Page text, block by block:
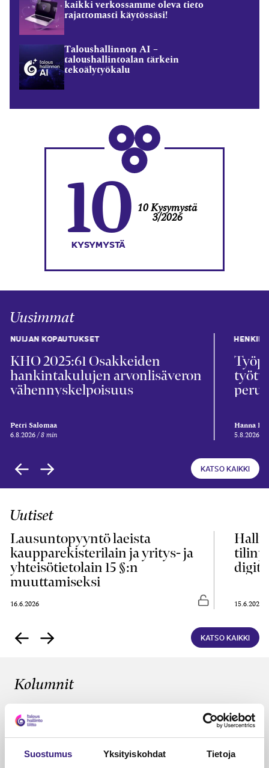
Suostumus Yksityiskohdat Tietoja
kaikki verkossamme oleva tieto
rajattomasti käytössäsi!
Taloushallinnon AI –
taloushallintoalan tärkein
tekoälytyökalu
10
KYSYMYSTÄ
10 Kysymystä
3/2026
Uusimmat
KATSO KAIKKI
NUIJAN KOPAUTUKSET
KHO 2025:61 Osakkeiden
hankintakulujen arvonlisäveron
vähennyskelpoisuus
Petri Salomaa
6.8.2026 8 min
Hanna
5.8.2026
Uutiset
KATSO KAIKKI
Lausuntopyyntö laeista
kaupparekisterilain ja yritys- ja
yhteisötietolain 15 §:n
muuttamiseksi
16.6.2026
Vapaasti
15.6.2026
Kolumnit
KÄDET SAVESSA
Tilitoimistot omistajanvaihdosten
ytimessä